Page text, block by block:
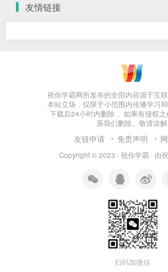
友情链接
祝你学霸网所发布的全部内容源于互
本站立场，仅限于小范围内传播学习
下载后24小时内删除， 如果有侵权
系我们删除。敬请谅解!
友链申请 免责声明
Copyright © 2023 · 祝你学霸 · 由
扫码加微信